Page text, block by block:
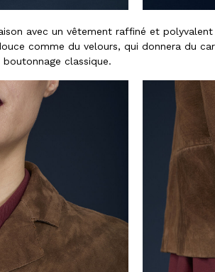
avec un vêtement raffiné et
comme du velours, qui donnera du
classique.